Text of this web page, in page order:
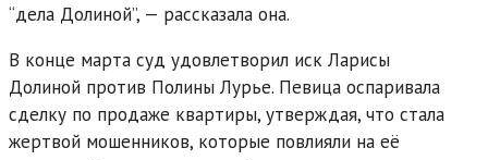
“дела Долиной”, — рассказала она.
В конце марта суд удовлетворил иск Ларисы
Долиной против Полины Лурье. Певица оспаривала
сделку по продаже квартиры, утверждая, что стала
жертвой мошенников, которые повлияли на её